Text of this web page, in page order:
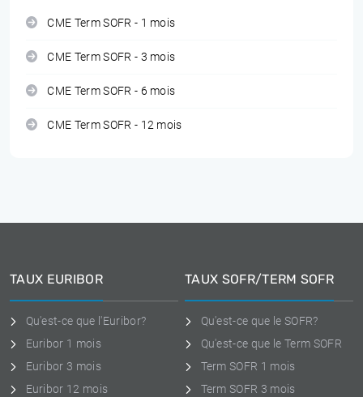
CME Term SOFR - 1 mois
CME Term SOFR - 3 mois
CME Term SOFR - 6 mois
CME Term SOFR - 12 mois
TAUX EURIBOR
Qu'est-ce que l'Euribor?
Euribor 1 mois
Euribor 3 mois
Euribor 12 mois
TAUX SOFR/TERM SOFR
Qu'est-ce que le SOFR?
Qu'est-ce que le Term SOFR
Term SOFR 1 mois
Term SOFR 3 mois